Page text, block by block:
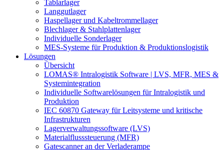
Tablarlager
Langgutlager
Haspellager und Kabeltrommellager
Blechlager & Stahlplattenlager
Individuelle Sonderlager
MES-Systeme für Produktion & Produktionslogistik
Lösungen
Übersicht
LOMAS® Intralogistik Software | LVS, MFR, MES &
Systemintegration
Individuelle Softwarelösungen für Intralogistik und
Produktion
IEC 60870 Gateway für Leitsysteme und kritische
Infrastrukturen
Lagerverwaltungssoftware (LVS)
Materialflusssteuerung (MFR)
Gatescanner an der Verladerampe